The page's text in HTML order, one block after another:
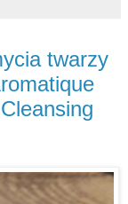
twarzy